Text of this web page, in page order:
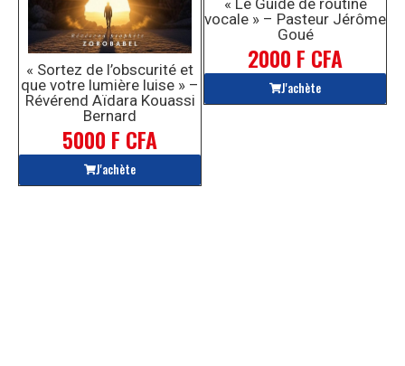
« Sortez de l’obscurité et
que votre lumière luise » –
Révérend Aïdara Kouassi
Bernard
5000 F CFA
J'achète
« Le Guide de routine
vocale » – Pasteur Jérôme
Goué
2000 F CFA
J'achète